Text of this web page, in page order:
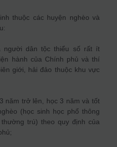
thuộc các huyện nghèo và
người dân tộc thiểu số rất ít
hành của Chính phủ và thí
giới, hải đảo thuộc khu vực
năm trở lên, học 3 năm và tốt
(học sinh học phổ thông
trú) theo quy định của